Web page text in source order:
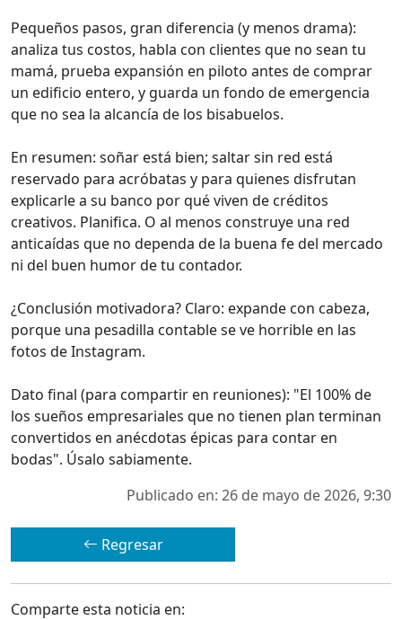
Pequeños pasos, gran diferencia (y menos drama):
analiza tus costos, habla con clientes que no sean tu
mamá, prueba expansión en piloto antes de comprar
un edificio entero, y guarda un fondo de emergencia
que no sea la alcancía de los bisabuelos.
En resumen: soñar está bien; saltar sin red está
reservado para acróbatas y para quienes disfrutan
explicarle a su banco por qué viven de créditos
creativos. Planifica. O al menos construye una red
anticaídas que no dependa de la buena fe del mercado
ni del buen humor de tu contador.
¿Conclusión motivadora? Claro: expande con cabeza,
porque una pesadilla contable se ve horrible en las
fotos de Instagram.
Dato final (para compartir en reuniones): "El 100% de
los sueños empresariales que no tienen plan terminan
convertidos en anécdotas épicas para contar en
bodas". Úsalo sabiamente.
Publicado en: 26 de mayo de 2026, 9:30
Regresar
Comparte esta noticia en: